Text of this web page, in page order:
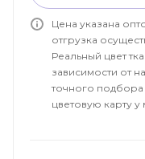
Цена указана
отгрузка
Реальный цвет
зависимости от
точного подбора
цветовую карту